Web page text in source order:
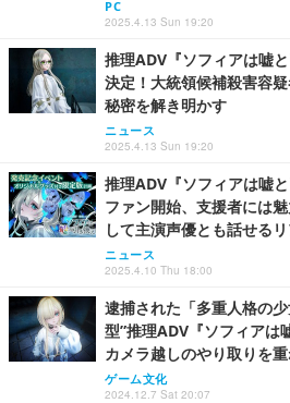
PC
2025.4.13 Sun 19:20
推理ADV『ソフィアは嘘
決定！大統領候補殺害容
秘密を解き明かす
ニュース
2025.4.13 Sun 19:20
推理ADV『ソフィアは嘘
ファン開始、支援者には
して主演声優とも話せる
ニュース
2025.4.10 Thu 18:00
逮捕された「多重人格の
型”推理ADV『ソフィア
カメラ越しのやり取りを
ゲーム文化
2024.12.7 Sat 20:07